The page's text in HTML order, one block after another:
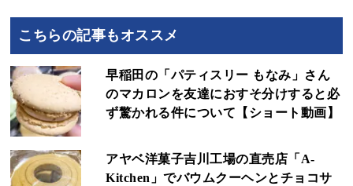
こちらの記事もオススメ
早稲田の「パティスリー もなみ」さん
のマカロンを友達におすそ分けすると必
ず驚かれる件について【ショート動画】
アヤベ洋菓子吉川工場の直売店「A-
Kitchen」でバウムクーヘンとチョコサ